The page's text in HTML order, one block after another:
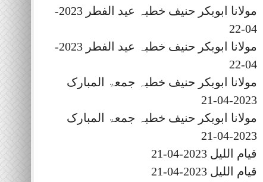
مولانا ابوبکر حنیف خطبہ عید الفطر 2023-
04-22
مولانا ابوبکر حنیف خطبہ عید الفطر 2023-
04-22
مولانا ابوبکر حنیف خطبہ جمعۃ المبارک
2023-04-21
مولانا ابوبکر حنیف خطبہ جمعۃ المبارک
2023-04-21
قیام اللیل 2023-04-21
قیام اللیل 2023-04-21